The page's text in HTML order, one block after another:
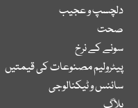
دلچسپ و عجیب
صحت
سونے کے نرخ
پیٹرولیم مصنوعات کی قیمتیں
سائنس و ٹیکنالوجی